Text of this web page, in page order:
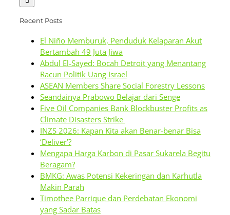
Recent Posts
El Niño Memburuk, Penduduk Kelaparan Akut
Bertambah 49 Juta Jiwa
Abdul El-Sayed: Bocah Detroit yang Menantang
Racun Politik Uang Israel
ASEAN Members Share Social Forestry Lessons
Seandainya Prabowo Belajar dari Senge
Five Oil Companies Bank Blockbuster Profits as
Climate Disasters Strike
INZS 2026: Kapan Kita akan Benar-benar Bisa
‘Deliver’?
Mengapa Harga Karbon di Pasar Sukarela Begitu
Beragam?
BMKG: Awas Potensi Kekeringan dan Karhutla
Makin Parah
Timothee Parrique dan Perdebatan Ekonomi
yang Sadar Batas